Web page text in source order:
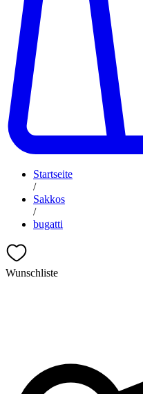
Startseite
/
Sakkos
/
bugatti
Wunschliste